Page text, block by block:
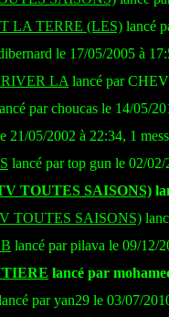
LA TERRE (LES) lancé
le 17/05/2005 à
LA lancé par
par choucas le 14/05/
21/05/2002 à 22:34, 1
lancé par top gun le 02/
TOUTES SAISONS)
TOUTES SAISONS)
lancé par pilava le 09/12/
lancé par
par yan29 le 03/07/